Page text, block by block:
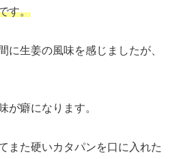
す。
に生姜の風味を感じましたが、
が癖になります。
また硬いカタパンを口に入れた